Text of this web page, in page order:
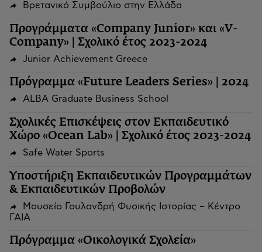
Βρετανικό Συμβούλιο στην Ελλάδα
Προγράμματα «Company Junior» και «V-
Company» | Σχολικό έτος 2023-2024
Junior Achievement Greece
Πρόγραμμα «Future Leaders Series» | 2024
ALBA Graduate Business School
Σχολικές Επισκέψεις στον Εκπαιδευτικό
Χώρο «Ocean Lab» | Σχολικό έτος 2023-2024
Safe Water Sports
Υποστήριξη Εκπαιδευτικών Προγραμμάτων
& Εκπαιδευτικών Προβολών
Μουσείο Γουλανδρή Φυσικής Ιστορίας – Κέντρο
ΓΑΙΑ
Πρόγραμμα «Οικολογικά Σχολεία»